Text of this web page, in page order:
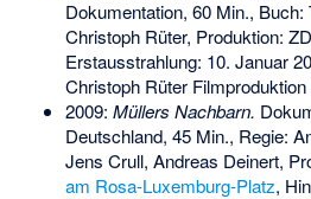
Dokumentation, 60 Min.,
Christoph Rüter, Produktion:
Erstausstrahlung: 10. Januar
Christoph Rüter Filmproduktion
2009: Müllers Nachbarn.
Deutschland, 45 Min., Regie:
Jens Crull, Andreas Deinert,
am Rosa-Luxemburg-Platz,